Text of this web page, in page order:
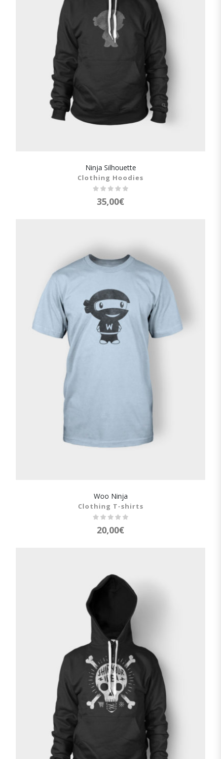
SHOW DETAILS
Ninja Silhouette
Clothing Hoodies
35,00€
SHOW DETAILS
Woo Ninja
Clothing T-shirts
20,00€